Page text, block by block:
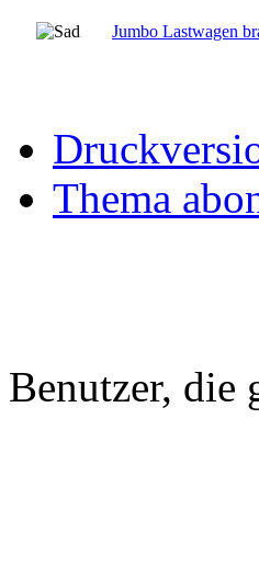
Jumbo Lastwagen
Thema
Benutzer, die